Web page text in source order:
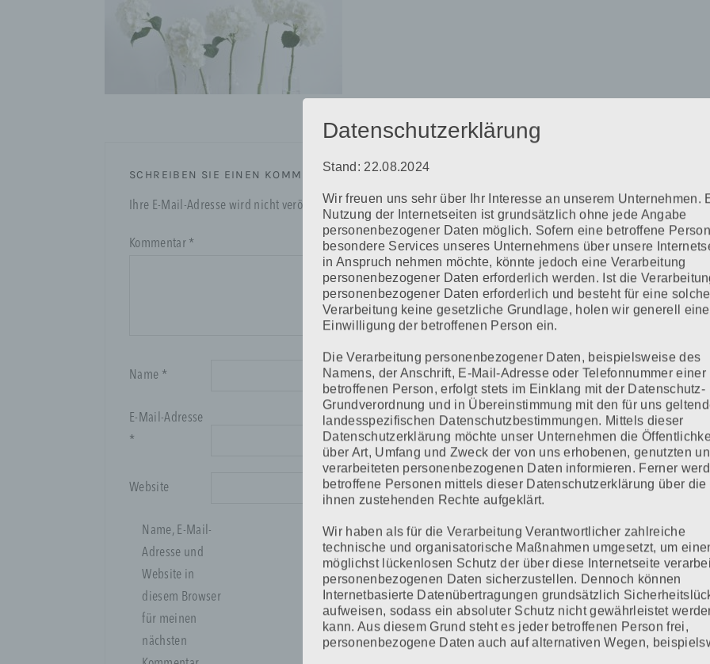
SCHREIBEN SIE EINEN KOMMENTAR
Ihre E-Mail-Adresse wird nicht veröffentlicht. Erforderliche Felder sind mit*markiert
Kommentar *
Name *
E-Mail-Adresse
*
Website
Name, E-Mail-
Adresse und
Website in
diesem Browser
für meinen
nächsten
Datenschutzerklärung
Stand: 22.08.2024
Wir freuen uns sehr über Ihr Interesse an unserem Unternehmen.
Nutzung der Internetseiten ist grundsätzlich ohne jede Angabe
personenbezogener Daten möglich. Sofern eine betroffene Person
besondere Services unseres Unternehmens über unsere
in Anspruch nehmen möchte, könnte jedoch eine Verarbeitung
personenbezogener Daten erforderlich werden. Ist die
personenbezogener Daten erforderlich und besteht für eine solche
Verarbeitung keine gesetzliche Grundlage, holen wir generell eine
Einwilligung der betroffenen Person ein.
Die Verarbeitung personenbezogener Daten, beispielsweise des
Namens, der Anschrift, E-Mail-Adresse oder Telefonnummer einer
betroffenen Person, erfolgt stets im Einklang mit der Datenschutz-
Grundverordnung und in Übereinstimmung mit den für uns
landesspezifischen Datenschutzbestimmungen. Mittels dieser
Datenschutzerklärung möchte unser Unternehmen die
über Art, Umfang und Zweck der von uns erhobenen, genutzten
verarbeiteten personenbezogenen Daten informieren. Ferner
betroffene Personen mittels dieser Datenschutzerklärung über die
ihnen zustehenden Rechte aufgeklärt.
Wir haben als für die Verarbeitung Verantwortlicher zahlreiche
technische und organisatorische Maßnahmen umgesetzt, um
möglichst lückenlosen Schutz der über diese Internetseite
personenbezogenen Daten sicherzustellen. Dennoch können
Internetbasierte Datenübertragungen grundsätzlich
aufweisen, sodass ein absoluter Schutz nicht gewährleistet
kann. Aus diesem Grund steht es jeder betroffenen Person frei,
personenbezogene Daten auch auf alternativen Wegen,